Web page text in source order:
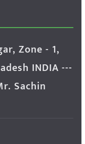
Zone - 1,
INDIA ---
Sachin